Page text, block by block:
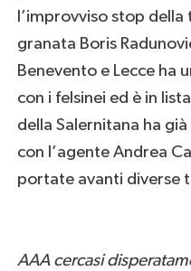
l’improvviso stop
granata Boris
Benevento e Lecce ha
con i felsinei ed è in
della Salernitana ha
con l’agente Andrea
portate avanti diverse
AAA cercasi